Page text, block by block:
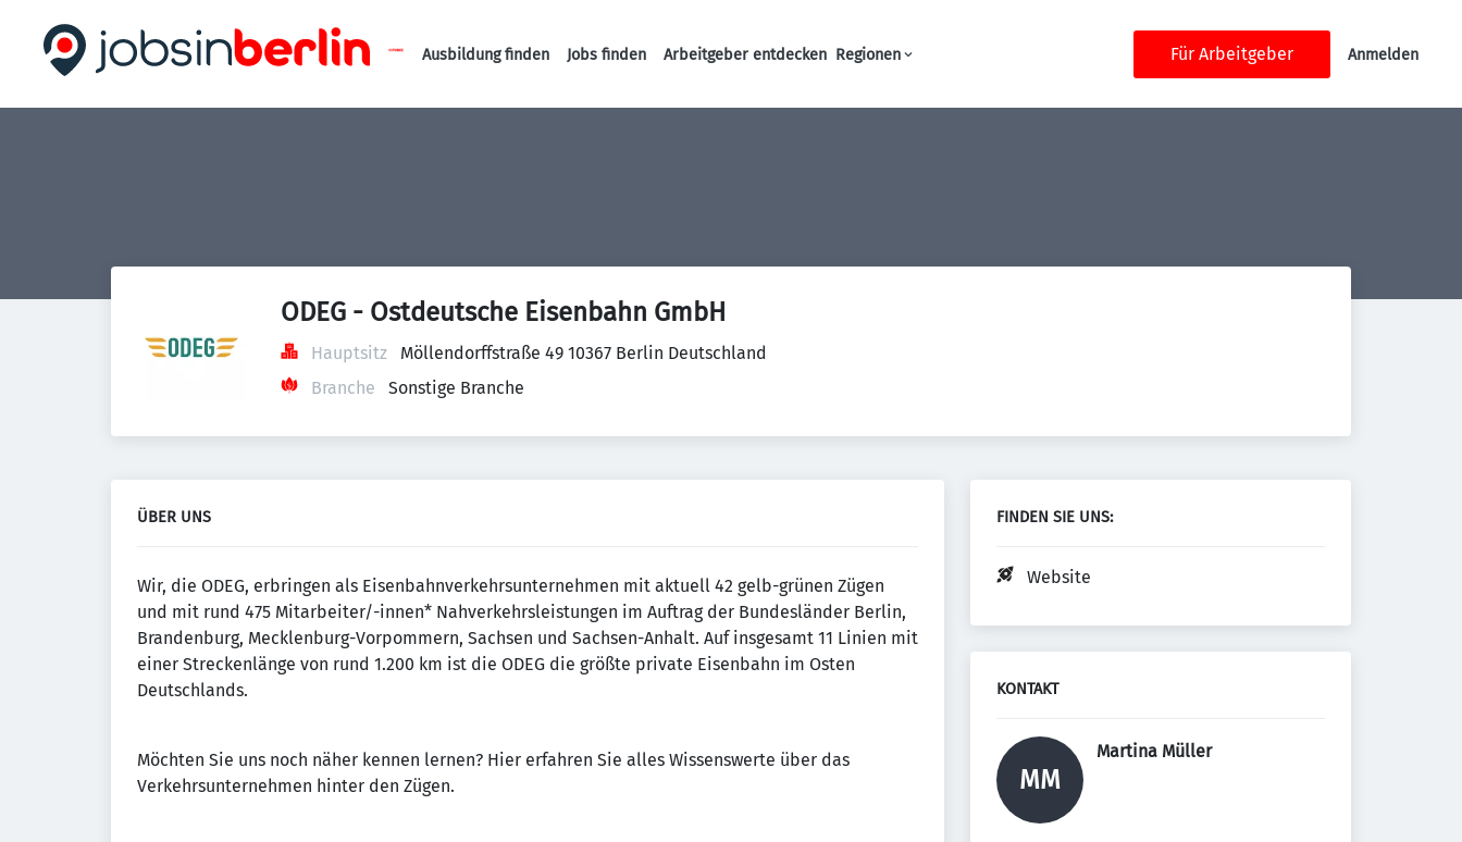
Haupt-Navigation
Ausbildung finden Jobs finden Arbeitgeber entdecken Regionen Für Arbeitgeber Anmelden
ODEG - Ostdeutsche Eisenbahn GmbH
Hauptsitz
Möllendorffstraße 49 10367 Berlin Deutschland
Branche
Sonstige Branche
ÜBER UNS
Wir, die ODEG, erbringen als Eisenbahnverkehrsunternehmen mit aktuell 42 gelb-grünen Zügen
und mit rund 475 Mitarbeiter/-innen* Nahverkehrsleistungen im Auftrag der Bundesländer Berlin,
Brandenburg, Mecklenburg-Vorpommern, Sachsen und Sachsen-Anhalt. Auf insgesamt 11 Linien mit
einer Streckenlänge von rund 1.200 km ist die ODEG die größte private Eisenbahn im Osten
Deutschlands.
Möchten Sie uns noch näher kennen lernen? Hier erfahren Sie alles Wissenswerte über das
Verkehrsunternehmen hinter den Zügen.
FINDEN SIE UNS:
Website
KONTAKT
MM
Martina Müller